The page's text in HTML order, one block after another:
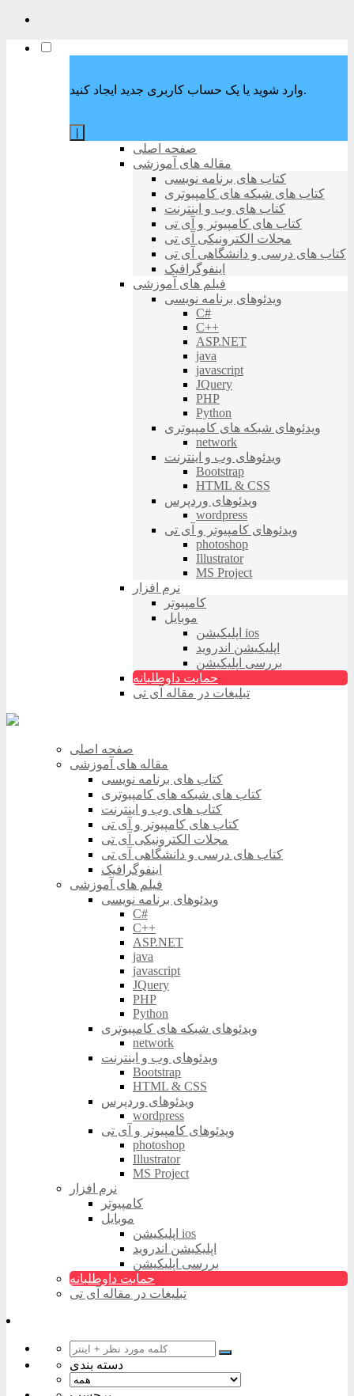
وارد شوید یا یک حساب کاربری جدید ایجاد کنید.
صفحه اصلی
مقاله های آموزشی
کتاب های برنامه نویسی
کتاب های شبکه های کامپیوتری
کتاب های وب و اینترنت
کتاب های کامپیوتر و آی تی
مجلات الکترونیکی آی تی
کتاب های درسی و دانشگاهی آی تی
اینفوگرافیک
فیلم های آموزشی
ویدئوهای برنامه نویسی
C#
C++
ASP.NET
java
javascript
JQuery
PHP
Python
ویدئوهای شبکه های کامپیوتری
network
ویدئوهای وب و اینترنت
Bootstrap
HTML & CSS
ویدئوهای وردپرس
wordpress
ویدئوهای کامپیوتر و آی تی
photoshop
Illustrator
MS Project
نرم افزار
کامپیوتر
موبایل
اپلیکیشن ios
اپلیکیشن اندروید
بررسی اپلیکیشن
حمایت داوطلبانه
تبلیغات در مقاله آی تی
صفحه اصلی
مقاله های آموزشی
کتاب های برنامه نویسی
کتاب های شبکه های کامپیوتری
کتاب های وب و اینترنت
کتاب های کامپیوتر و آی تی
مجلات الکترونیکی آی تی
کتاب های درسی و دانشگاهی آی تی
اینفوگرافیک
فیلم های آموزشی
ویدئوهای برنامه نویسی
C#
C++
ASP.NET
java
javascript
JQuery
PHP
Python
ویدئوهای شبکه های کامپیوتری
network
ویدئوهای وب و اینترنت
Bootstrap
HTML & CSS
ویدئوهای وردپرس
wordpress
ویدئوهای کامپیوتر و آی تی
photoshop
Illustrator
MS Project
نرم افزار
کامپیوتر
موبایل
اپلیکیشن ios
اپلیکیشن اندروید
بررسی اپلیکیشن
حمایت داوطلبانه
تبلیغات در مقاله آی تی
دسته بندی